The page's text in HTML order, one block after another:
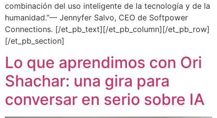
combinación del uso inteligente de la tecnología y de la
humanidad.”— Jennyfer Salvo, CEO de Softpower
Connections. [/et_pb_text][/et_pb_column][/et_pb_row]
[/et_pb_section]
Lo que aprendimos con Ori
Shachar: una gira para
conversar en serio sobre IA